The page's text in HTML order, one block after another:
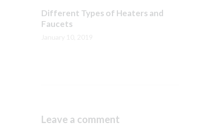
Different Types of Heaters and
Faucets
Leave a comment